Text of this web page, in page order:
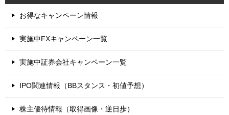
お得なキャンペーン情報
実施中FXキャンペーン一覧
実施中証券会社キャンペーン一覧
IPO関連情報（BBスタンス・初値予想）
株主優待情報（取得画像・逆日歩）